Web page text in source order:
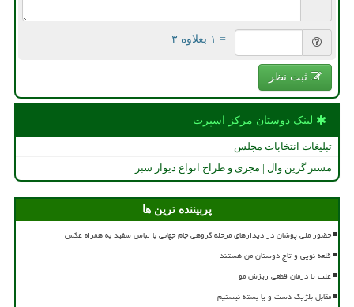
= ۱ بعلاوه ۳
ثبت نظر
لینک دوستان مركز اسپرت
تبلیغات انتخابات مجلس
مستر گرین وال | مجری و طراح انواع دیوار سبز
پربیننده ترین ها
حضور ملی پوشان در دیدارهای مرحله گروهی جام جهانی با لباس سفید به همراه عکس
قلعه نویی و تاج دوستان من هستند
علت تا درمان قطعی ریزش مو
مقابل بلژیک دست و پا بسته نیستیم